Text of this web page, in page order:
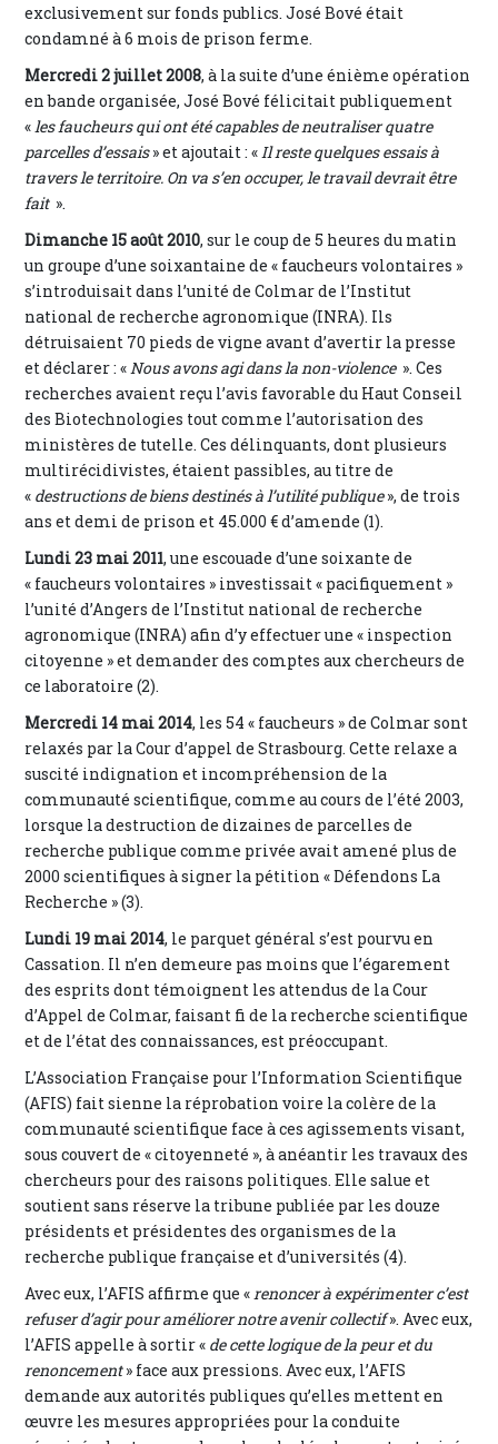
exclusivement sur fonds publics. José Bové était
condamné à 6 mois de prison ferme.
Mercredi 2 juillet 2008, à la suite d’une énième opération
en bande organisée, José Bové félicitait publiquement
«les faucheurs qui ont été capables de neutraliser quatre
parcelles d’essais» et ajoutait : «Il reste quelques essais à
travers le territoire. On va s’en occuper, le travail devrait être
fait ».
Dimanche 15 août 2010, sur le coup de 5 heures du matin
un groupe d’une soixantaine de « faucheurs volontaires »
s’introduisait dans l’unité de Colmar de l’Institut
national de recherche agronomique (INRA). Ils
détruisaient 70 pieds de vigne avant d’avertir la presse
et déclarer : «Nous avons agi dans la non-violence ». Ces
recherches avaient reçu l’avis favorable du Haut Conseil
des Biotechnologies tout comme l’autorisation des
ministères de tutelle. Ces délinquants, dont plusieurs
multirécidivistes, étaient passibles, au titre de
« destructions de biens destinés à l’utilité publique», de trois
ans et demi de prison et 45.000 € d’amende (1).
Lundi 23 mai 2011, une escouade d’une soixante de
« faucheurs volontaires » investissait « pacifiquement »
l’unité d’Angers de l’Institut national de recherche
agronomique (INRA) afin d’y effectuer une « inspection
citoyenne » et demander des comptes aux chercheurs de
ce laboratoire (2).
Mercredi 14 mai 2014, les 54 « faucheurs » de Colmar sont
relaxés par la Cour d’appel de Strasbourg. Cette relaxe a
suscité indignation et incompréhension de la
communauté scientifique, comme au cours de l’été 2003,
lorsque la destruction de dizaines de parcelles de
recherche publique comme privée avait amené plus de
2000 scientifiques à signer la pétition « Défendons La
Recherche » (3).
Lundi 19 mai 2014, le parquet général s’est pourvu en
Cassation. Il n’en demeure pas moins que l’égarement
des esprits dont témoignent les attendus de la Cour
d’Appel de Colmar, faisant fi de la recherche scientifique
et de l’état des connaissances, est préoccupant.
L’Association Française pour l’Information Scientifique
(AFIS) fait sienne la réprobation voire la colère de la
communauté scientifique face à ces agissements visant,
sous couvert de « citoyenneté », à anéantir les travaux des
chercheurs pour des raisons politiques. Elle salue et
soutient sans réserve la tribune publiée par les douze
présidents et présidentes des organismes de la
recherche publique française et d’universités (4).
Avec eux, l’AFIS affirme que «renoncer à expérimenter c’est
refuser d’agir pour améliorer notre avenir collectif». Avec eux,
l’AFIS appelle à sortir « de cette logique de la peur et du
renoncement» face aux pressions. Avec eux, l’AFIS
demande aux autorités publiques qu’elles mettent en
œuvre les mesures appropriées pour la conduite